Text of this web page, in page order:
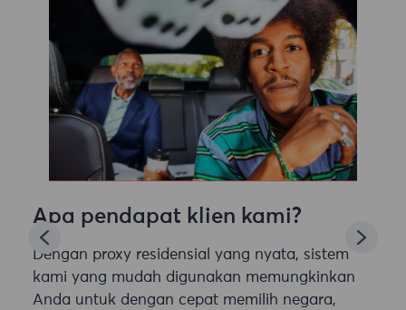
Apa pendapat klien kami?
Dengan proxy residensial yang nyata, sistem
kami yang mudah digunakan memungkinkan
Anda untuk dengan cepat memilih negara,